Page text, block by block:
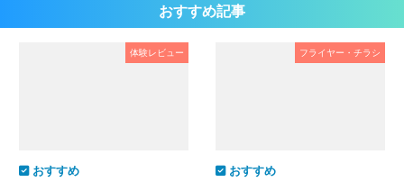
おすすめ記事
体験レビュー
おすすめ
フライヤー・チラシ
おすすめ